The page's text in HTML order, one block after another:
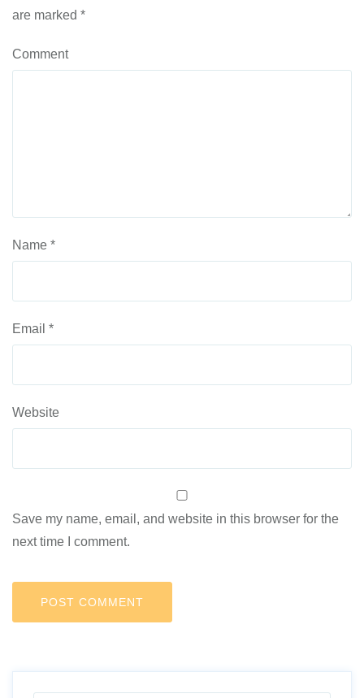
are marked *
Comment
Name *
Email *
Website
Save my name, email, and website in this browser for the
next time I comment.